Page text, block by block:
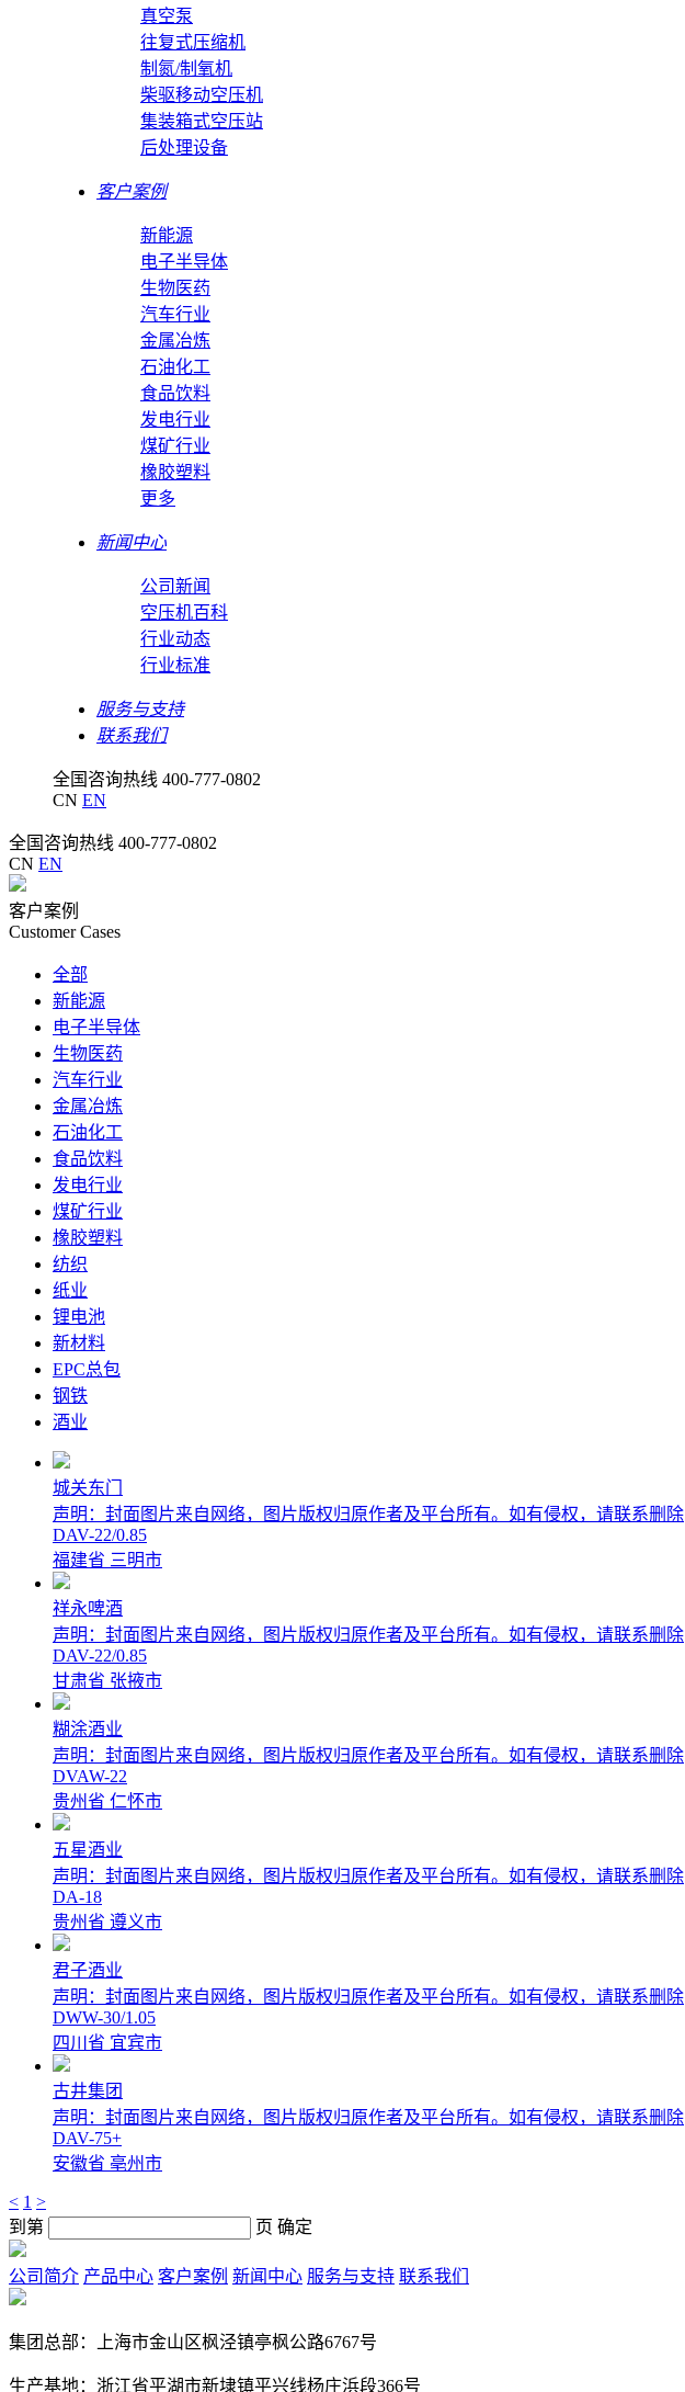
真空泵
往复式压缩机
制氮/制氧机
柴驱移动空压机
集装箱式空压站
后处理设备
客户案例
新能源
电子半导体
生物医药
汽车行业
金属冶炼
石油化工
食品饮料
发电行业
煤矿行业
橡胶塑料
更多
新闻中心
公司新闻
空压机百科
行业动态
行业标准
服务与支持
联系我们
全国咨询热线 400-777-0802
CN EN
全国咨询热线 400-777-0802
CN EN
客户案例
Customer Cases
全部
新能源
电子半导体
生物医药
汽车行业
金属冶炼
石油化工
食品饮料
发电行业
煤矿行业
橡胶塑料
纺织
纸业
锂电池
新材料
EPC总包
钢铁
酒业
城关东门
声明：封面图片来自网络，图片版权归原作者及平台所有。如有侵权，请联系删除
DAV-22/0.85
福建省 三明市
祥永啤酒
声明：封面图片来自网络，图片版权归原作者及平台所有。如有侵权，请联系删除
DAV-22/0.85
甘肃省 张掖市
糊涂酒业
声明：封面图片来自网络，图片版权归原作者及平台所有。如有侵权，请联系删除
DVAW-22
贵州省 仁怀市
五星酒业
声明：封面图片来自网络，图片版权归原作者及平台所有。如有侵权，请联系删除
DA-18
贵州省 遵义市
君子酒业
声明：封面图片来自网络，图片版权归原作者及平台所有。如有侵权，请联系删除
DWW-30/1.05
四川省 宜宾市
古井集团
声明：封面图片来自网络，图片版权归原作者及平台所有。如有侵权，请联系删除
DAV-75+
安徽省 亳州市
< 1 >
到第
页 确定
公司简介 产品中心 客户案例 新闻中心 服务与支持 联系我们
集团总部：上海市金山区枫泾镇亭枫公路6767号
生产基地：浙江省平湖市新埭镇平兴线杨庄浜段366号